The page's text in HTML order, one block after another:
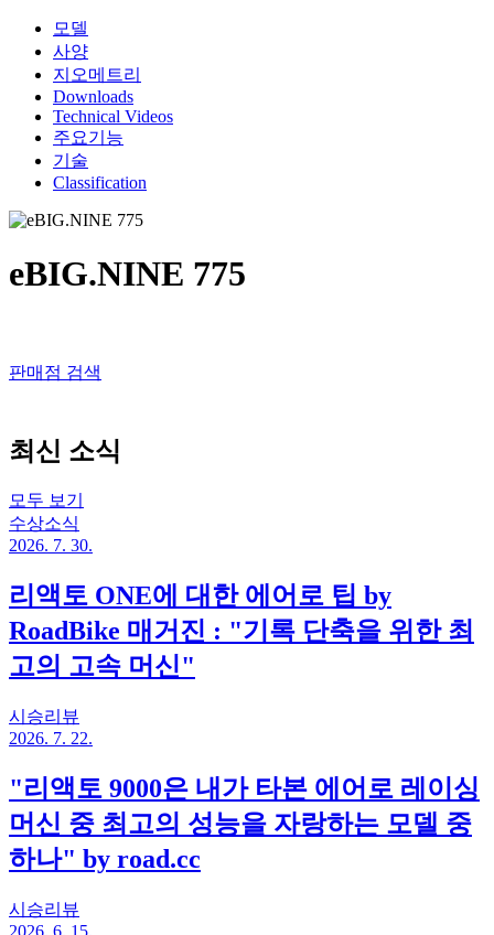
모델
사양
지오메트리
Downloads
Technical Videos
주요기능
기술
Classification
eBIG.NINE 775
판매점 검색
최신 소식
모두 보기
수상소식
2026. 7. 30.
리액토 ONE에 대한 에어로 팁 by
RoadBike 매거진 : "기록 단축을 위한 최
고의 고속 머신"
시승리뷰
2026. 7. 22.
"리액토 9000은 내가 타본 에어로 레이싱
머신 중 최고의 성능을 자랑하는 모델 중
하나" by road.cc
시승리뷰